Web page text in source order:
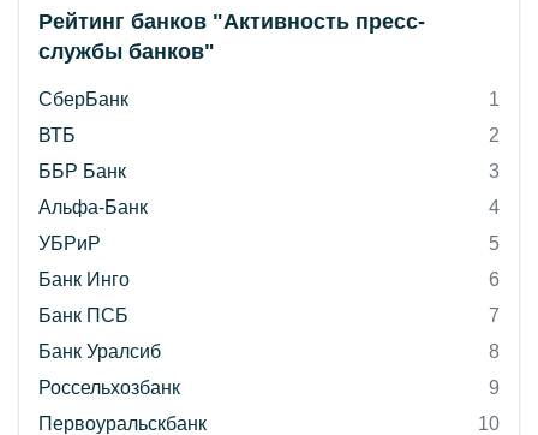
Рейтинг банков "Активность пресс-
службы банков"
СберБанк
1
ВТБ
2
ББР Банк
3
Альфа-Банк
4
УБРиР
5
Банк Инго
6
Банк ПСБ
7
Банк Уралсиб
8
Россельхозбанк
9
Первоуральскбанк
10